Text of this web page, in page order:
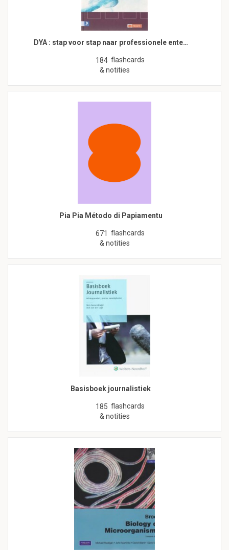
DYA : stap voor stap naar professionele ente…
184 flashcards
& notities
Pia Pia Método di Papiamentu
671 flashcards
& notities
Basisboek journalistiek
185 flashcards
& notities